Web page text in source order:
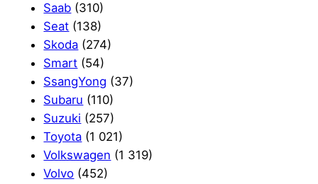
Saab (310)
Seat (138)
Skoda (274)
Smart (54)
SsangYong (37)
Subaru (110)
Suzuki (257)
Toyota (1 021)
Volkswagen (1 319)
Volvo (452)